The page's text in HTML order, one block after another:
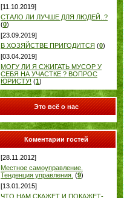
[11.10.2019]
СТАЛО ЛИ ЛУЧШЕ ДЛЯ ЛЮДЕЙ..?
(0)
[23.09.2019]
В ХОЗЯЙСТВЕ ПРИГОДИТСЯ (0)
[03.04.2019]
МОГУ ЛИ Я СЖИГАТЬ МУСОР У
СЕБЯ НА УЧАСТКЕ ? ВОПРОС
ЮРИСТУ! (1)
Это всё о нас
Коментарии гостей
[28.11.2012]
Местное самоуправление.
Тенденция управления. (9)
[13.01.2015]
ЧТО НАМ СКАЖЕТ И ПОКАЖЕТ-